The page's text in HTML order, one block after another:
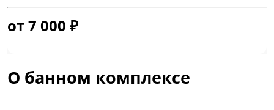
от7 000 ₽
О банном комплексе